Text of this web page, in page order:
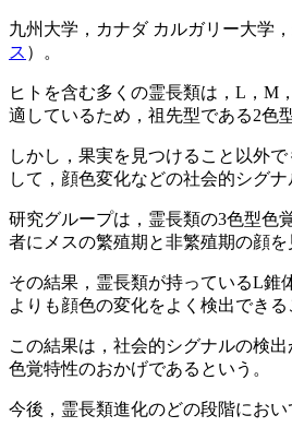
九州大学，カナダ カルガリー大学
ス ）。
ヒトを含む多くの霊長類は，L，M
適しているため，祖先型である2色
しかし，果実を見つけること以外
して，顔色変化などの社会的シグ
研究グループは，霊長類の3色型色
者にメスの繁殖期と非繁殖期の顔を
その結果，霊長類が持っているL錐
よりも顔色の変化をよく検出できる
この結果は，社会的シグナルの検
色覚特性のおかげであるという。
今後，霊長類進化のどの段階にお